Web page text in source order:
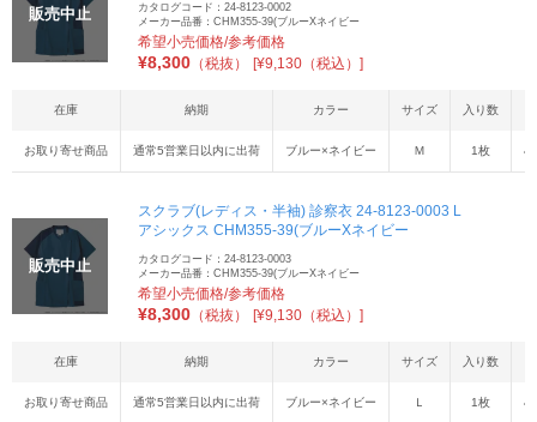
販売中止
カタログコード：24-8123-0002
メーカー品番：CHM355-39(ブルーXネイビー
希望小売価格/参考価格
¥8,300 （税抜） [¥9,130（税込）]
在庫 納期 カラー サイズ 入り数
お取り寄せ商品 通常5営業日以内に出荷 ブルー×ネイビー Ｍ 1枚
販売中止
スクラブ(レディス・半袖) 診察衣 24-8123-0003 L
アシックス CHM355-39(ブルーXネイビー
カタログコード：24-8123-0003
メーカー品番：CHM355-39(ブルーXネイビー
希望小売価格/参考価格
¥8,300 （税抜） [¥9,130（税込）]
在庫 納期 カラー サイズ 入り数
お取り寄せ商品 通常5営業日以内に出荷 ブルー×ネイビー Ｌ 1枚